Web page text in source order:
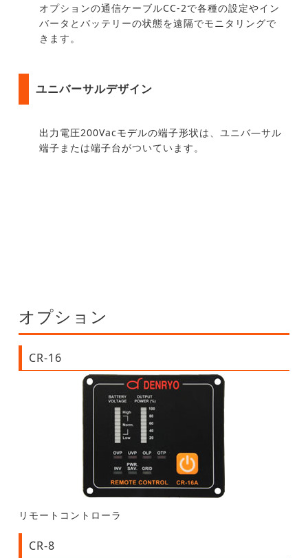
オプションの通信ケーブルCC-2で各種の設定やイン
バータとバッテリーの状態を遠隔でモニタリングで
きます。
ユニバーサルデザイン
出力電圧200Vacモデルの端子形状は、ユニバ―サル
端子または端子台がついています。
オプション
CR-16
リモートコントローラ
CR-8